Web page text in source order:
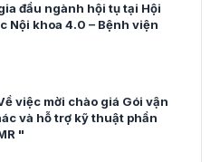
đầu ngành hội tụ tại Hội
Nội khoa 4.0 – Bệnh viện
việc mời chào giá Gói vận
và hỗ trợ kỹ thuật phần
"